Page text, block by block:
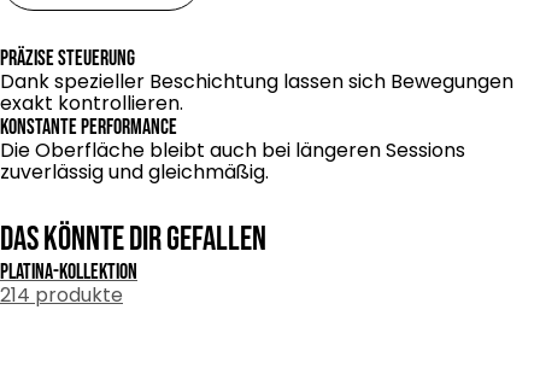
Präzise Steuerung
Dank spezieller Beschichtung lassen sich Bewegungen
exakt kontrollieren.
Konstante Performance
Die Oberfläche bleibt auch bei längeren Sessions
zuverlässig und gleichmäßig.
Das könnte dir gefallen
Platina-kollektion
214 produkte